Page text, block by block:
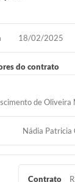
18/02/2025
do contrato
de Oliveira
Nádia Patricia
Contrato